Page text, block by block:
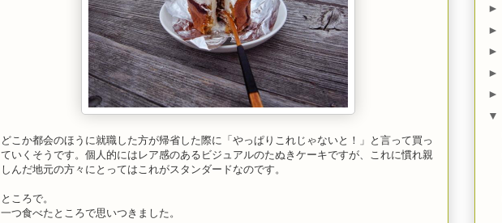
どこか都会のほうに就職した方が帰省した際に「やっぱりこれじゃないと！」と言って買っ
ていくそうです。個人的にはレア感のあるビジュアルのたぬきケーキですが、これに慣れ親
しんだ地元の方々にとってはこれがスタンダードなのです。
ところで。
一つ食べたところで思いつきました。
►
►
►
►
►
▼